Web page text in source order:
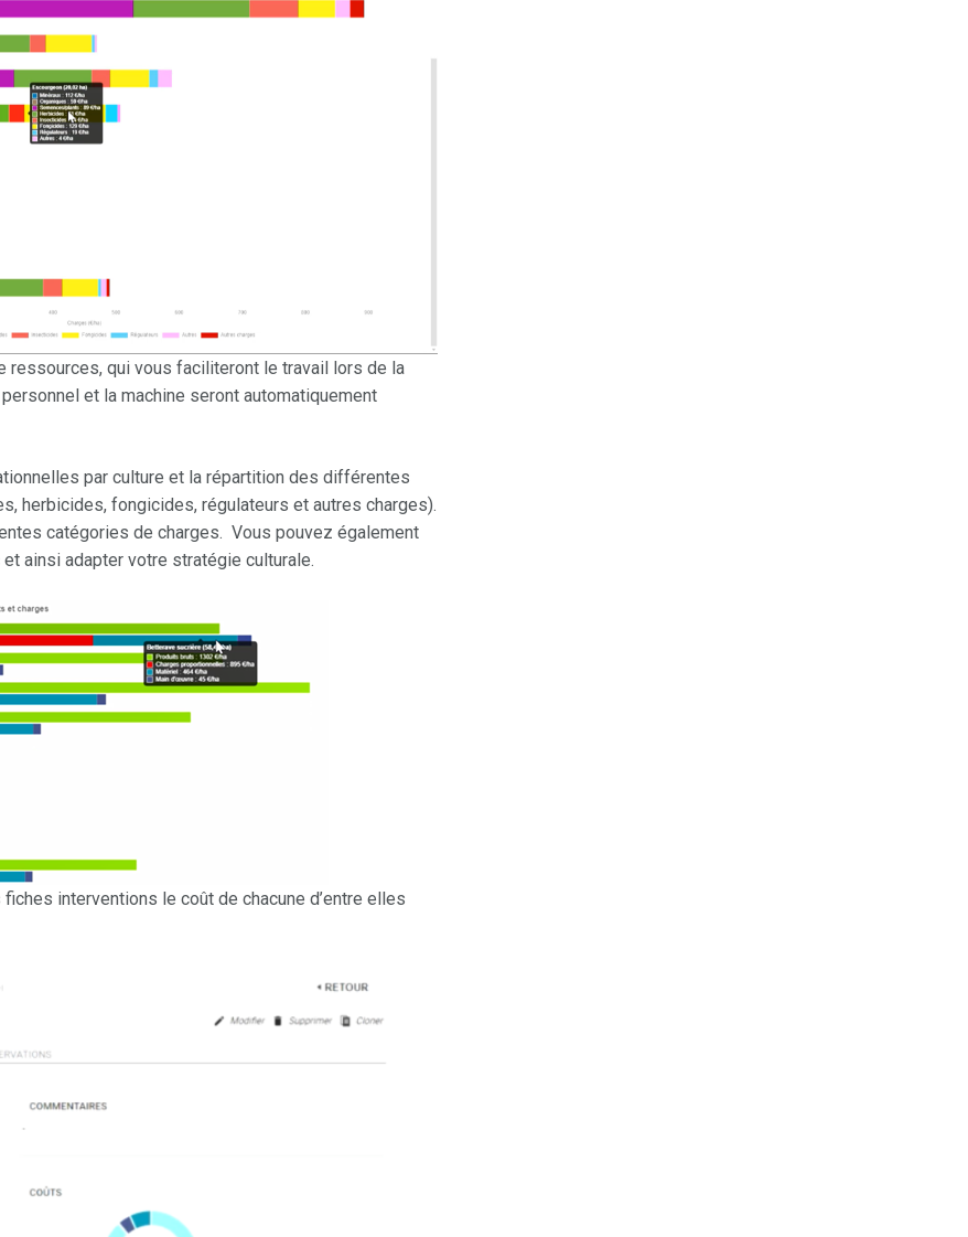
qui vous faciliteront le travail lors de la
et la machine seront automatiquement
par culture et la répartition des différentes
herbicides, fongicides, régulateurs et autres charges).
catégories de charges. Vous pouvez également
ainsi adapter votre stratégie culturale.
interventions le coût de chacune d’entre elles